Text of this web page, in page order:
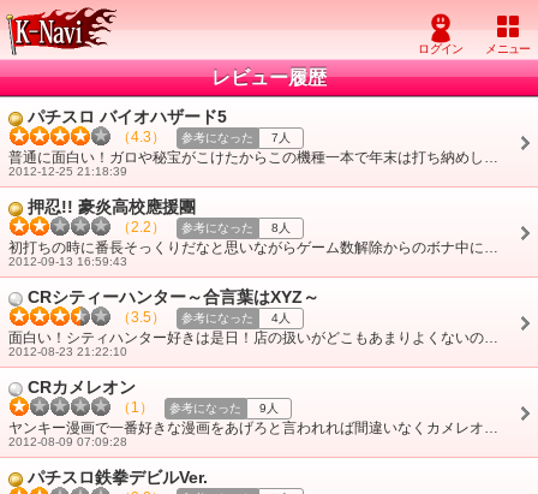
レビュー履歴
パチスロ バイオハザード5
（4.3） 参考になった 7人
普通に面白い！ガロや秘宝がこけたからこの機種一本で年末は打ち納めしたいです
2012-12-25 21:18:39
押忍!! 豪炎高校應援團
（2.2） 参考になった 8人
初打ちの時に番長そっくりだなと思いながらゲーム数解除からのボナ中に赤7揃えてドヤタバコしながら消化してたらただのボナ1G連で顔真っ赤になりました。どうやったらA・・・
2012-09-13 16:59:43
CRシティーハンター～合言葉はXYZ～
（3.5） 参考になった 4人
面白い！シティハンター好きは是日！店の扱いがどこもあまりよくないのが残念です。ガロとかタロウとかつまんないのがメイン機種で残念。
2012-08-23 21:22:10
CRカメレオン
（1） 参考になった 9人
ヤンキー漫画で一番好きな漫画をあげろと言われれば間違いなくカメレオンをあげる自分には苦痛な台でしかなかったです。
2012-08-09 07:09:28
パチスロ鉄拳デビルVer.